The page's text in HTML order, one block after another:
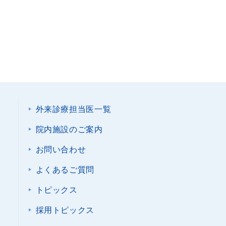
外来診療担当医一覧
院内施設のご案内
お問い合わせ
よくあるご質問
トピックス
採用トピックス